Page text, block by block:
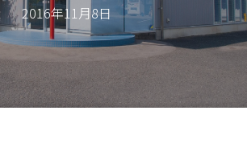
2016年11月8日